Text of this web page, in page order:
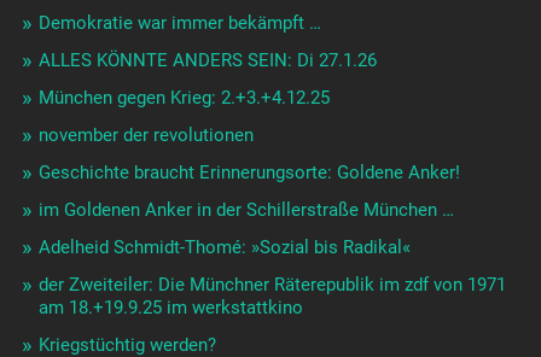
Demokratie war immer bekämpft …
ALLES KÖNNTE ANDERS SEIN: Di 27.1.26
München gegen Krieg: 2.+3.+4.12.25
november der revolutionen
Geschichte braucht Erinnerungsorte: Goldene Anker!
im Goldenen Anker in der Schillerstraße München …
Adelheid Schmidt-Thomé: »Sozial bis Radikal«
der Zweiteiler: Die Münchner Räterepublik im zdf von 1971
am 18.+19.9.25 im werkstattkino
Kriegstüchtig werden?